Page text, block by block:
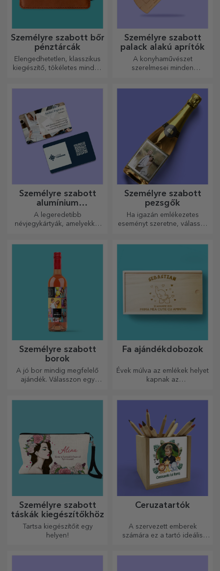
Személyre szabott bőr
pénztárcák
Elengedhetetlen, klasszikus
kiegészítő, tökéletes minden
Személyre szabott
palack alakú aprítók
A konyhaművészet
szerelmesei minden
tökéletesek a kész ételek
Személyre szabott
alumínium
névjegykártyák
A legeredetibb
névjegykártyák, amelyekkel
Személyre szabott
pezsgők
Ha igazán emlékezetes
eseményt szeretne, válassza
Személyre szabott
borok
A jó bor mindig megfelelő
ajándék. Válasszon egy
Fa ajándékdobozok
Évek múlva az emlékek helyet
kapnak az
Személyre szabott
táskák kiegészítőkhöz
Tartsa kiegészítőit egy
helyen!
Ceruzatartók
A szervezett emberek
számára ez a tartó ideális